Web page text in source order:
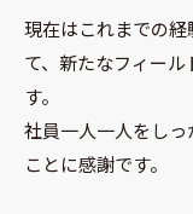
現在はこれまでの
て、新たなフィー
す。
社員一人一人をし
ことに感謝です。